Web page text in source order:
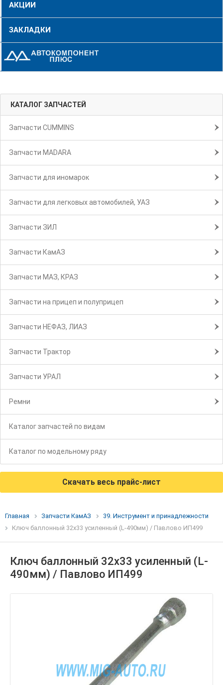
АКЦИИ
ЗАКЛАДКИ
КАТАЛОГ ЗАПЧАСТЕЙ
Запчасти CUMMINS
Запчасти MADARA
Запчасти для иномарок
Запчасти для легковых автомобилей, УАЗ
Запчасти ЗИЛ
Запчасти КамАЗ
Запчасти МАЗ, КРАЗ
Запчасти на прицеп и полуприцеп
Запчасти НЕФАЗ, ЛИАЗ
Запчасти Трактор
Запчасти УРАЛ
Ремни
Каталог запчастей по видам
Каталог по модельному ряду
Скачать весь прайс-лист
Главная Запчасти КамАЗ
39. Инструмент и принадлежности
Ключ баллонный 32х33 усиленный (L-490мм) / Павлово ИП499
Ключ баллонный 32х33 усиленный (L-
490мм) / Павлово ИП499